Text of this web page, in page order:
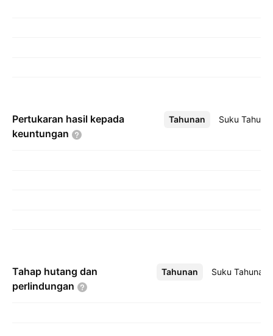
Pertukaran hasil kepada
keuntungan
Tahunan Suku
Lebih
Tahap hutang dan
perlindungan
Tahunan Suku Tahunan
Lebih